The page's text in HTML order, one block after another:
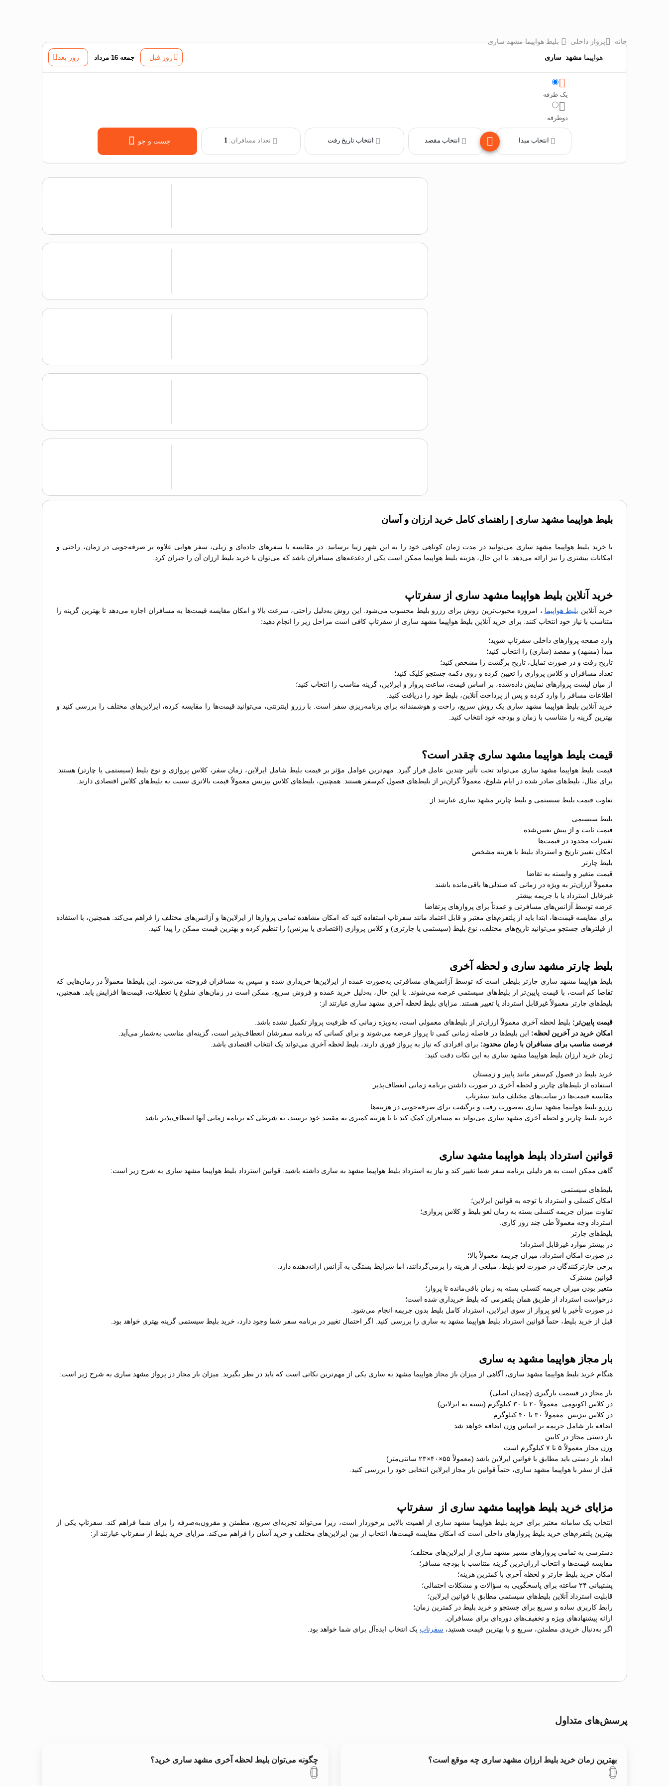
خانه پرواز داخلی
بلیط هواپیما مشهد ساری
هواپیما مشهد ساری روز قبل جمعه 16 مرداد روز بعد
یک طرفه
دوطرفه
انتخاب مبدا انتخاب مقصد تعداد مسافران:1 جست و جو
بلیط هواپیما مشهد ساری | راهنمای کامل خرید ارزان و آسان
با خرید بلیط هواپیما مشهد ساری می‌توانید در مدت زمان کوتاهی خود را به این شهر زیبا برسانید. در مقایسه با سفرهای جاده‌ای و ریلی، سفر هوایی علاوه بر صرفه‌جویی در زمان، راحتی و
امکانات بیشتری را نیز ارائه می‌دهد. با این حال، هزینه بلیط هواپیما ممکن است یکی از دغدغه‌های مسافران باشد که می‌توان با خرید بلیط ارزان آن را جبران کرد.
خرید آنلاین بلیط هواپیما مشهد ساری از سفرتاپ
خرید آنلاین بلیط هواپیما ، امروزه محبوب‌ترین روش برای رزرو بلیط محسوب می‌شود. این روش به‌دلیل راحتی، سرعت بالا و امکان مقایسه قیمت‌ها به مسافران اجازه می‌دهد تا بهترین گزینه را
متناسب با نیاز خود انتخاب کنند. برای خرید آنلاین بلیط هواپیما مشهد ساری از سفرتاپ کافی است مراحل زیر را انجام دهید:
وارد صفحه پروازهای داخلی سفرتاپ شوید؛
مبدأ (مشهد) و مقصد (ساری) را انتخاب کنید؛
تاریخ رفت و در صورت تمایل، تاریخ برگشت را مشخص کنید؛
تعداد مسافران و کلاس پروازی را تعیین کرده و روی دکمه جستجو کلیک کنید؛
از میان لیست پروازهای نمایش داده‌شده، بر اساس قیمت، ساعت پرواز و ایرلاین، گزینه مناسب را انتخاب کنید؛
اطلاعات مسافر را وارد کرده و پس از پرداخت آنلاین، بلیط خود را دریافت کنید.
خرید آنلاین بلیط هواپیما مشهد ساری یک روش سریع، راحت و هوشمندانه برای برنامه‌ریزی سفر است. با رزرو اینترنتی، می‌توانید قیمت‌ها را مقایسه کرده، ایرلاین‌های مختلف را بررسی کنید و
بهترین گزینه را متناسب با زمان و بودجه خود انتخاب کنید.
قیمت بلیط هواپیما مشهد ساری چقدر است؟
قیمت بلیط هواپیما مشهد ساری می‌تواند تحت تأثیر چندین عامل قرار گیرد. مهم‌ترین عوامل مؤثر بر قیمت بلیط شامل ایرلاین، زمان سفر، کلاس پروازی و نوع بلیط (سیستمی یا چارتر) هستند.
برای مثال، بلیط‌های صادر شده در ایام شلوغ، معمولاً گران‌تر از بلیط‌های فصول کم‌سفر هستند. همچنین، بلیط‌های کلاس بیزنس معمولاً قیمت بالاتری نسبت به بلیط‌های کلاس اقتصادی دارند.
تفاوت قیمت بلیط سیستمی و بلیط چارتر مشهد ساری عبارتند از:
بلیط سیستمی
قیمت ثابت و از پیش تعیین‌شده
تغییرات محدود در قیمت‌ها
امکان تغییر تاریخ و استرداد بلیط با هزینه مشخص
بلیط چارتر
قیمت متغیر و وابسته به تقاضا
معمولاً ارزان‌تر به ویژه در زمانی که صندلی‌ها باقی‌مانده باشند
غیرقابل استرداد یا با جریمه بیشتر
عرضه توسط آژانس‌های مسافرتی و عمدتاً برای پروازهای پرتقاضا
برای مقایسه قیمت‌ها، ابتدا باید از پلتفرم‌های معتبر و قابل اعتماد مانند سفرتاپ استفاده کنید که امکان مشاهده تمامی پروازها از ایرلاین‌ها و آژانس‌های مختلف را فراهم می‌کند. همچنین، با استفاده
از فیلترهای جستجو می‌توانید تاریخ‌های مختلف، نوع بلیط (سیستمی یا چارتری) و کلاس پروازی (اقتصادی یا بیزنس) را تنظیم کرده و بهترین قیمت ممکن را پیدا کنید.
بلیط چارتر مشهد ساری و لحظه آخری
بلیط هواپیما مشهد ساری چارتر بلیطی است که توسط آژانس‌های مسافرتی به‌صورت عمده از ایرلاین‌ها خریداری شده و سپس به مسافران فروخته می‌شود. این بلیط‌ها معمولاً در زمان‌هایی که
تقاضا کم است، با قیمت پایین‌تر از بلیط‌های سیستمی عرضه می‌شوند. با این حال، به‌دلیل خرید عمده و فروش سریع، ممکن است در زمان‌های شلوغ یا تعطیلات، قیمت‌ها افزایش یابد. همچنین،
بلیط‌های چارتر معمولاً غیرقابل استرداد یا تغییر هستند. مزایای بلیط لحظه آخری مشهد ساری عبارتند از:
قیمت پایین‌تر: بلیط لحظه آخری معمولاً ارزان‌تر از بلیط‌های معمولی است، به‌ویژه زمانی که ظرفیت پرواز تکمیل نشده باشد.
امکان خرید در آخرین لحظه: این بلیط‌ها در فاصله زمانی کمی تا پرواز عرضه می‌شوند و برای کسانی که برنامه سفرشان انعطاف‌پذیر است، گزینه‌ای مناسب به‌شمار می‌آید.
فرصت مناسب برای مسافران با زمان محدود: برای افرادی که نیاز به پرواز فوری دارند، بلیط لحظه آخری می‌تواند یک انتخاب اقتصادی باشد.
زمان خرید ارزان بلیط هواپیما مشهد ساری به این نکات دقت کنید:
خرید بلیط در فصول کم‌سفر مانند پاییز و زمستان
استفاده از بلیط‌های چارتر و لحظه آخری در صورت داشتن برنامه زمانی انعطاف‌پذیر
مقایسه قیمت‌ها در سایت‌های مختلف مانند سفرتاپ
رزرو بلیط هواپیما مشهد ساری به‌صورت رفت و برگشت برای صرفه‌جویی در هزینه‌ها
خرید بلیط چارتر و لحظه آخری مشهد ساری می‌تواند به مسافران کمک کند تا با هزینه کمتری به مقصد خود برسند، به شرطی که برنامه زمانی آنها انعطاف‌پذیر باشد.
قوانین استرداد بلیط هواپیما مشهد ساری
گاهی ممکن است به هر دلیلی برنامه سفر شما تغییر کند و نیاز به استرداد بلیط هواپیما مشهد به ساری داشته باشید. قوانین استرداد بلیط هواپیما مشهد ساری به شرح زیر است:
بلیط‌های سیستمی
امکان کنسلی و استرداد با توجه به قوانین ایرلاین؛
تفاوت میزان جریمه کنسلی بسته به زمان لغو بلیط و کلاس پروازی؛
استرداد وجه معمولاً طی چند روز کاری.
بلیط‌های چارتر
در بیشتر موارد غیرقابل استرداد؛
در صورت امکان استرداد، میزان جریمه معمولاً بالا؛
برخی چارترکنندگان در صورت لغو بلیط، مبلغی از هزینه را برمی‌گردانند، اما شرایط بستگی به آژانس ارائه‌دهنده دارد.
قوانین مشترک
متغیر بودن میزان جریمه کنسلی بسته به زمان باقی‌مانده تا پرواز؛
درخواست استرداد از طریق همان پلتفرمی که بلیط خریداری شده است؛
در صورت تأخیر یا لغو پرواز از سوی ایرلاین، استرداد کامل بلیط بدون جریمه انجام می‌شود.
قبل از خرید بلیط، حتماً قوانین استرداد بلیط هواپیما مشهد به ساری را بررسی کنید. اگر احتمال تغییر در برنامه سفر شما وجود دارد، خرید بلیط سیستمی گزینه بهتری خواهد بود.
بار مجاز هواپیما مشهد به ساری
هنگام خرید بلیط هواپیما مشهد ساری، آگاهی از میزان باز مجاز هواپیما مشهد به ساری یکی از مهم‌ترین نکاتی است که باید در نظر بگیرید. میزان بار مجاز در پرواز مشهد ساری به شرح زیر است:
بار مجاز در قسمت بارگیری (چمدان اصلی)
در کلاس اکونومی: معمولاً ۲۰ تا ۳۰ کیلوگرم (بسته به ایرلاین)
در کلاس بیزنس: معمولاً ۳۰ تا ۴۰ کیلوگرم
اضافه بار شامل جریمه بر اساس وزن اضافه خواهد شد
بار دستی مجاز در کابین
وزن مجاز معمولاً ۵ تا ۷ کیلوگرم است
ابعاد بار دستی باید مطابق با قوانین ایرلاین باشد (معمولاً ۵۵×۴۰×۲۳ سانتی‌متر)
قبل از سفر با هواپیما مشهد ساری، حتماً قوانین بار مجاز ایرلاین انتخابی خود را بررسی کنید.
مزایای خرید بلیط هواپیما مشهد ساری از سفرتاپ
انتخاب یک سامانه معتبر برای خرید بلیط هواپیما مشهد ساری از اهمیت بالایی برخوردار است، زیرا می‌تواند تجربه‌ای سریع، مطمئن و مقرون‌به‌صرفه را برای شما فراهم کند. سفرتاپ یکی از
بهترین پلتفرم‌های خرید بلیط پروازهای داخلی است که امکان مقایسه قیمت‌ها، انتخاب از بین ایرلاین‌های مختلف و خرید آسان را فراهم می‌کند. مزایای خرید بلیط از سفرتاپ عبارتند از:
دسترسی به تمامی پروازهای مسیر مشهد ساری از ایرلاین‌های مختلف؛
مقایسه قیمت‌ها و انتخاب ارزان‌ترین گزینه متناسب با بودجه مسافر؛
امکان خرید بلیط چارتر و لحظه آخری با کمترین هزینه؛
پشتیبانی ۲۴ ساعته برای پاسخگویی به سؤالات و مشکلات احتمالی؛
قابلیت استرداد آنلاین بلیط‌های سیستمی مطابق با قوانین ایرلاین؛
رابط کاربری ساده و سریع برای جستجو و خرید بلیط در کمترین زمان؛
ارائه پیشنهادهای ویژه و تخفیف‌های دوره‌ای برای مسافران.
اگر به‌دنبال خریدی مطمئن، سریع و با بهترین قیمت هستید، سفرتاپ یک انتخاب ایده‌آل برای شما خواهد بود.
پرسش‌های متداول
بهترین زمان خرید بلیط ارزان مشهد ساری چه موقع است؟ چگونه می‌توان بلیط لحظه آخری مشهد ساری خرید؟